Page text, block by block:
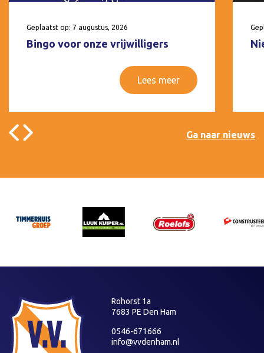
Geplaatst op: 7 augustus, 2026
Bingo voor onze vrijwilligers
Lees meer
Ga naar nieuws
Rohorst 1a
7683 PE Den Ham
0546-671666
info@vvdenham.nl